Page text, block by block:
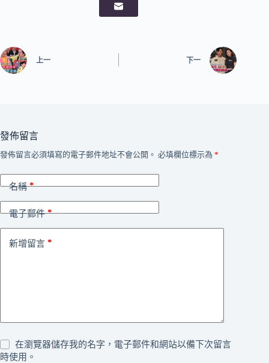
上一 下一
發佈留言
發佈留言必須填寫的電子郵件地址不會公開。 必填欄位標示為 *
名稱*
電子郵件*
新增留言 *
在瀏覽器儲存我的名字，電子郵件和網站以備下次留言
時使用。